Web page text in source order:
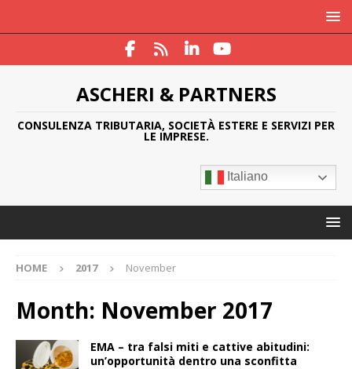
ASCHERI & PARTNERS
CONSULENZA TRIBUTARIA, SOCIETÀ ESTERE E SERVIZI PER
LE IMPRESE.
Italiano
HOME 2017 November
Month: November 2017
EMA – tra falsi miti e cattive abitudini:
un’opportunità dentro una sconfitta